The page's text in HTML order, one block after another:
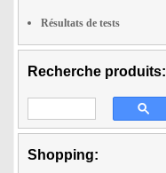
Résultats de tests
Recherche produits:
Shopping: